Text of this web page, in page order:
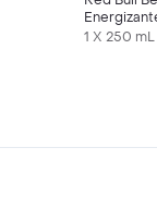
1 X 250 mL